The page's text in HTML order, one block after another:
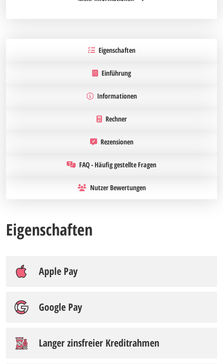
Eigenschaften
Einführung
Informationen
Rechner
Rezensionen
FAQ - Häufig gestellte Fragen
Nutzer Bewertungen
Eigenschaften
Apple Pay
Google Pay
Langer zinsfreier Kreditrahmen